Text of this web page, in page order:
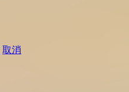
取消